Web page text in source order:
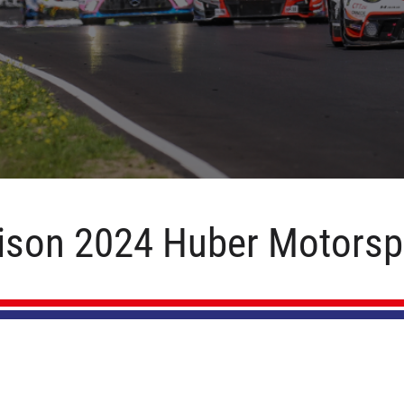
2024 Huber